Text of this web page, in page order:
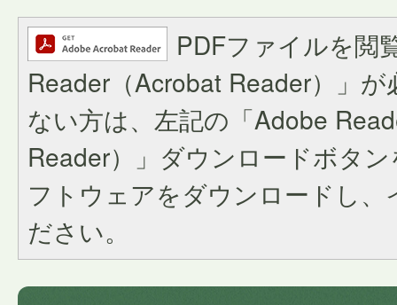
PDFファイルを閲
Reader（Acrobat Reader）」
ない方は、左記の「Adobe
Reader）」ダウンロードボタ
フトウェアをダウンロードし
ださい。